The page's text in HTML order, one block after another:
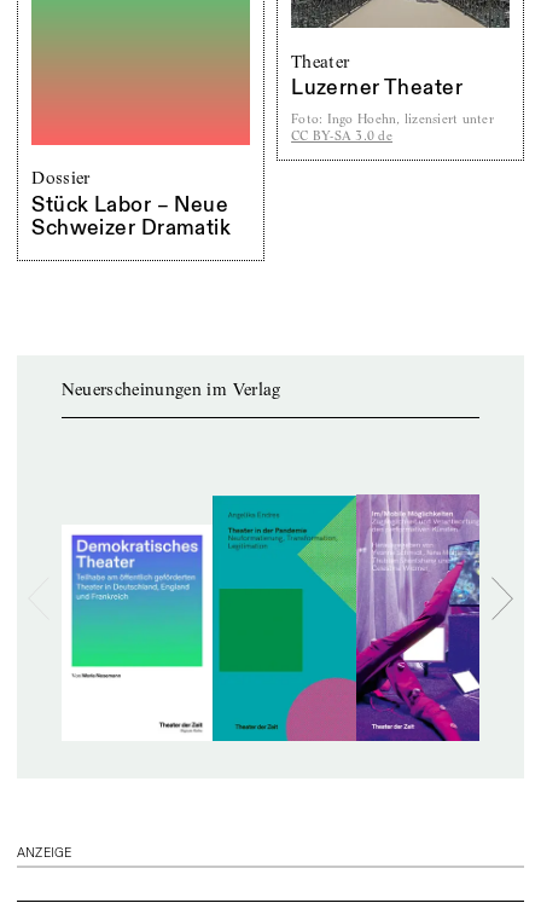
Theater
Luzerner Theater
Foto: Ingo Hoehn, lizensiert unter
CC BY-SA 3.0 de
Dossier
Stück Labor – Neue
Schweizer Dramatik
Neuerscheinungen im Verlag
ANZEIGE